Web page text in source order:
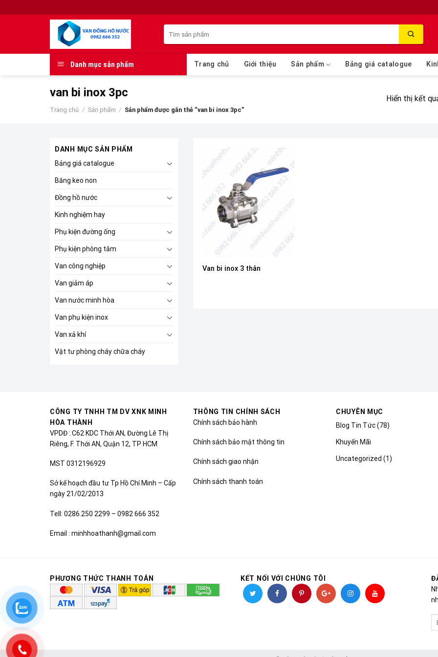
to
kiếm:
Danh mục sản phẩm Trang chủ Giới thiệu Sản phẩm Bảng giá catalogue
van bi inox 3pc
Trang chủ / Sản phẩm / Sản phẩm được gắn thẻ “van bi inox 3pc”
Hiển thị kết
DANH MỤC SẢN PHẨM
Bảng giá catalogue
Băng keo non
Đồng hồ nước
Kinh nghiệm hay
Phụ kiện đường ống
Phụ kiện phòng tắm
Van công nghiệp
Van giảm áp
Van nước minh hòa
Van phụ kiện inox
Van xả khí
Vật tư phòng cháy chữa cháy
Van bi inox 3 thân
CÔNG TY TNHH TM DV XNK MINH
HÒA THÀNH
VPDĐ : C62 KDC Thới AN, Đường Lê Thị
Riêng, F. Thới AN, Quận 12, TP HCM
MST 0312196929
Sở kế hoạch đầu tư Tp Hồ Chí Minh – Cấp
ngày 21/02/2013
Tell: 0286.250 2299 – 0982 666 352
Email : minhhoathanh@gmail.com
THÔNG TIN CHÍNH SÁCH
Chính sách bảo hành
Chính sách bảo mật thông tin
Chính sách giao nhận
Chính sách thanh toán
CHUYÊN MỤC
Blog Tin Tức(78)
Khuyến Mãi
Uncategorized (1)
PHƯƠNG THỨC THANH TOÁN KẾT NỐI VỚI CHÚNG TÔI